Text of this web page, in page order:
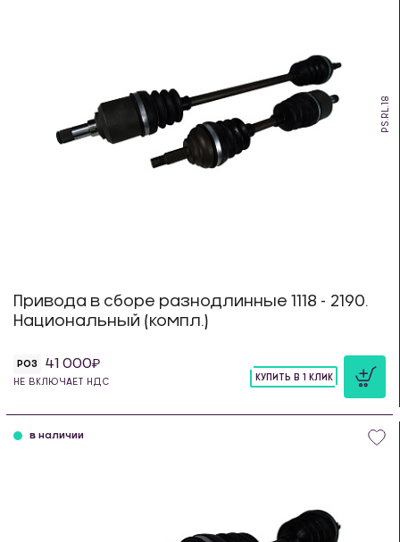
PS.RL.18
Привода в сборе разнодлинные 1118 - 2190.
Национальный (компл.)
РОЗ 41 000
НЕ ВКЛЮЧАЕТ НДС
КУПИТЬ В 1 КЛИК
в наличии